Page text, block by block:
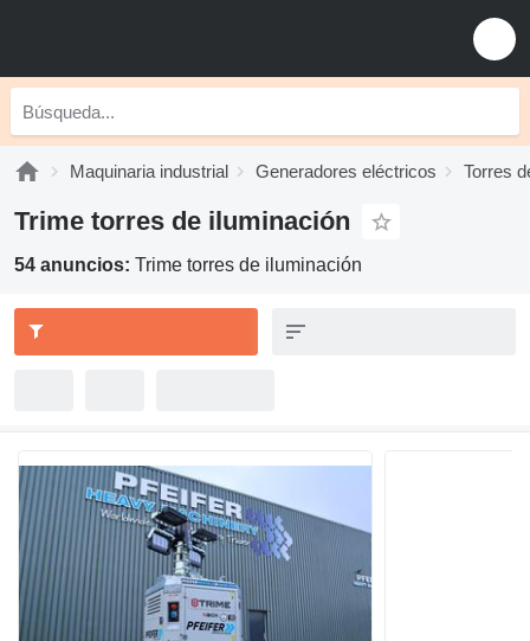
Maquinaria industrial Generadores eléctricos Torres
Trime torres de iluminación
54 anuncios: Trime torres de iluminación